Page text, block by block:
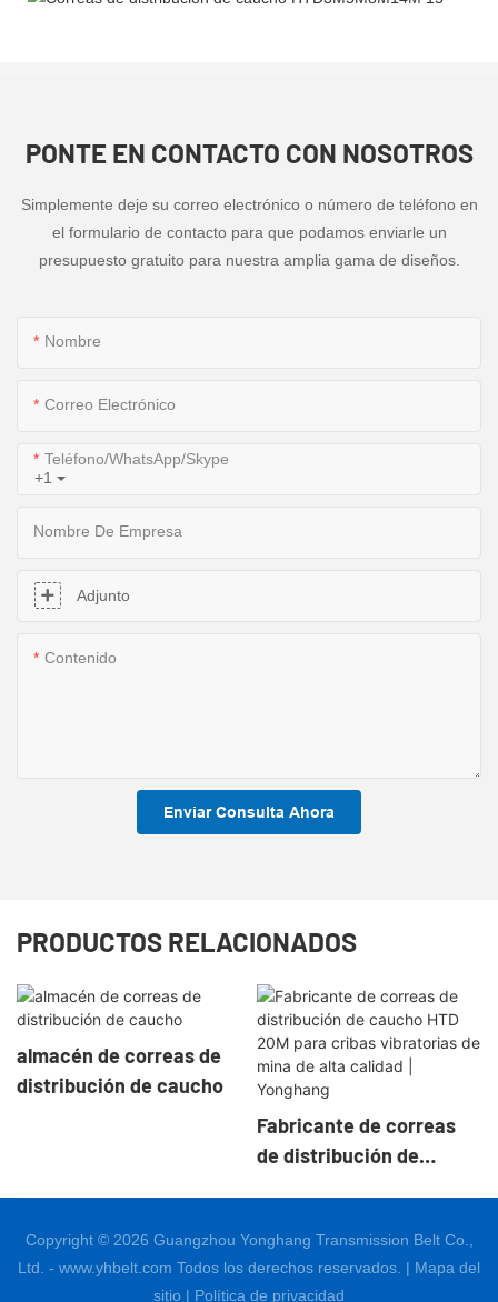
PONTE EN CONTACTO CON NOSOTROS
Simplemente deje su correo electrónico o número de teléfono en
el formulario de contacto para que podamos enviarle un
presupuesto gratuito para nuestra amplia gama de diseños.
Nombre
Correo Electrónico
+1
Teléfono/WhatsApp/Skype
Nombre De Empresa
Adjunto
Contenido
Enviar Consulta Ahora
PRODUCTOS RELACIONADOS
almacén de correas de
distribución de caucho
Fabricante de correas
de distribución de
mina de alta calidad |
Yonghang
Copyright © 2026 Guangzhou Yonghang Transmission Belt Co.,
Ltd. - www.yhbelt.com Todos los derechos reservados. | Mapa del
sitio | Política de privacidad